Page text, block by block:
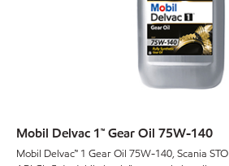
Mobil Delvac 1™ Gear Oil 75W-140
Mobil Delvac™ 1 Gear Oil 75W-140, Scania